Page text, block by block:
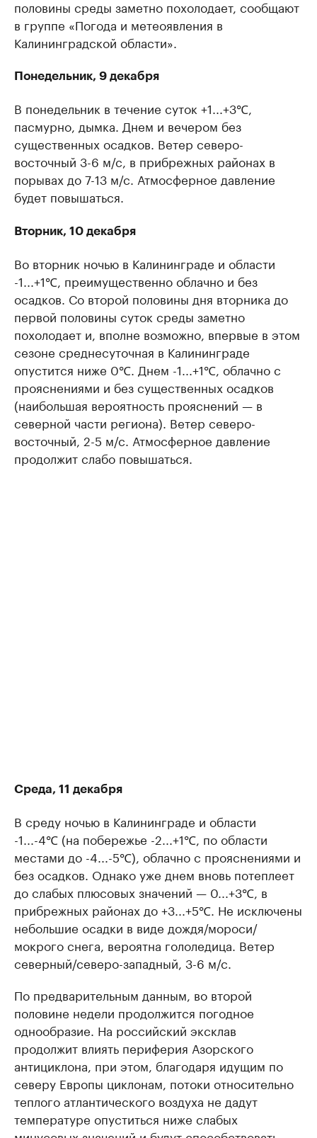
половины среды заметно похолодает, сообщают
в группе «Погода и метеоявления в
Калининградской области».
Понедельник, 9 декабря
В понедельник в течение суток +1...+3℃,
пасмурно, дымка. Днем и вечером без
существенных осадков. Ветер северо-
восточный 3-6 м/с, в прибрежных районах в
порывах до 7-13 м/с. Атмосферное давление
будет повышаться.
Вторник, 10 декабря
Во вторник ночью в Калининграде и области
-1...+1℃, преимущественно облачно и без
осадков. Со второй половины дня вторника до
первой половины суток среды заметно
похолодает и, вполне возможно, впервые в этом
сезоне среднесуточная в Калининграде
опустится ниже 0℃. Днем -1...+1℃, облачно с
прояснениями и без существенных осадков
(наибольшая вероятность прояснений — в
северной части региона). Ветер северо-
восточный, 2-5 м/с. Атмосферное давление
продолжит слабо повышаться.
Среда, 11 декабря
В среду ночью в Калининграде и области
-1...-4℃ (на побережье -2...+1℃, по области
местами до -4...-5℃), облачно с прояснениями и
без осадков. Однако уже днем вновь потеплеет
до слабых плюсовых значений — 0...+3℃, в
прибрежных районах до +3...+5℃. Не исключены
небольшие осадки в виде дождя/мороси/
мокрого снега, вероятна гололедица. Ветер
северный/северо-западный, 3-6 м/с.
По предварительным данным, во второй
половине недели продолжится погодное
однообразие. На российский эксклав
продолжит влиять периферия Азорского
антициклона, при этом, благодаря идущим по
северу Европы циклонам, потоки относительно
теплого атлантического воздуха не дадут
температуре опуститься ниже слабых